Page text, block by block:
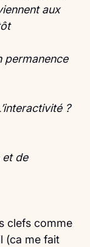
aux
permanence
?
et de
clefs comme
(ca me fait